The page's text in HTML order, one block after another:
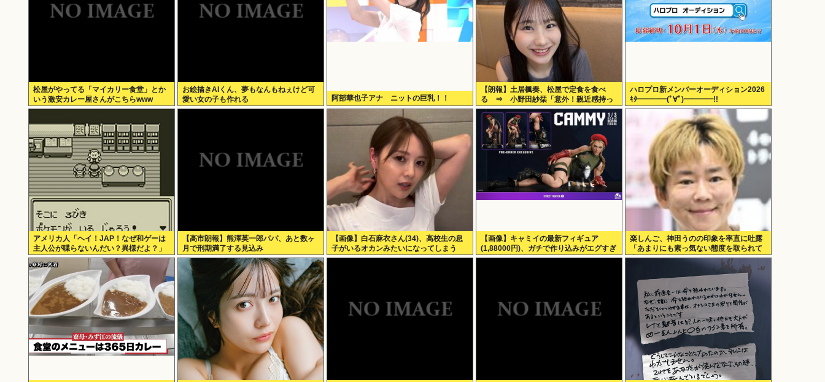
松屋がやってる「マイカリー食堂」とか
いう激安カレー屋さんがこちらwww
お絵描きAIくん、夢もなんもねぇけど可
愛い女の子も作れる
阿部華也子アナ ニットの巨乳！！
【朗報】土居楓奏、松屋で定食を食べ
る ⇒ 小野田紗栞「意外！親近感持っ
た」
ハロプロ新メンバーオーディション2026
ｷﾀ━━━━(ﾟ∀ﾟ)━━━━!!
アメリカ人「ヘイ！JAP！なぜ和ゲーは
主人公が喋らないんだい？異様だよ？」
【高市朗報】熊澤英一郎パパ、あと数ヶ
月で刑期満了する見込み
【画像】白石麻衣さん(34)、高校生の息
子がいるオカンみたいになってしまう
【画像】キャミイの最新フィギュア
(1,88000円)、ガチで作り込みがエグすぎ
る
楽しんご、神田うのの印象を率直に吐露
「あまりにも素っ気ない態度を取られて
寂しい」